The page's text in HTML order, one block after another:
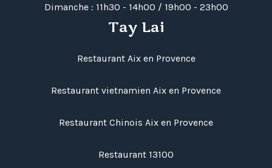
Dimanche : 11h30 - 14h00 / 19h00 - 23h00
Tay Lai
Restaurant Aix en Provence
Restaurant vietnamien Aix en Provence
Restaurant Chinois Aix en Provence
Restaurant 13100